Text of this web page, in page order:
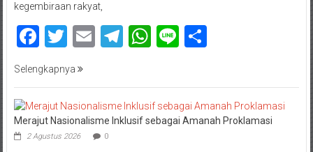
kegembiraan rakyat,
Facebook
Twitter
EmailTelegram
WhatsApp
Line
Selengkapnya
Merajut Nasionalisme Inklusif sebagai Amanah Proklamasi
2 Agustus 2026 0